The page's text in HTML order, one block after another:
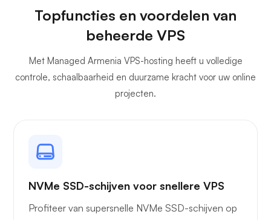
Topfuncties en voordelen van
beheerde VPS
Met Managed Armenia VPS-hosting heeft u volledige
controle, schaalbaarheid en duurzame kracht voor uw online
projecten.
NVMe SSD-schijven voor snellere VPS
Profiteer van supersnelle NVMe SSD-schijven op